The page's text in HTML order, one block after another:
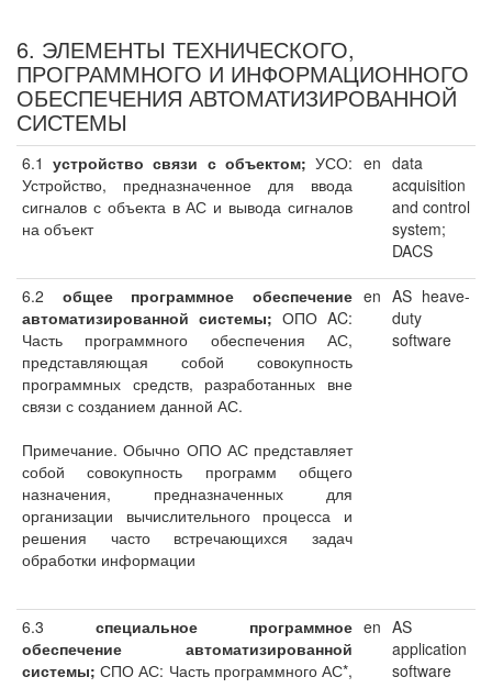
6. ЭЛЕМЕНТЫ ТЕХНИЧЕСКОГО,
ПРОГРАММНОГО И ИНФОРМАЦИОННОГО
ОБЕСПЕЧЕНИЯ АВТОМАТИЗИРОВАННОЙ
СИСТЕМЫ
6.1устройство связи с объектом; УСО:
Устройство, предназначенное для ввода
сигналов с объекта в АС и вывода сигналов
на объект
en data
acquisition
and control
system;
DACS
6.2 общее программное обеспечение
автоматизированной системы; ОПО AC:
Часть программного обеспечения АС,
представляющая собой совокупность
программных средств, разработанных вне
связи с созданием данной АС.
Примечание. Обычно ОПО АС представляет
собой совокупность программ общего
назначения, предназначенных для
организации вычислительного процесса и
решения часто встречающихся задач
обработки информации
en AS heave-
duty
software
6.3 специальное программное
обеспечение автоматизированной
системы; СПО АС: Часть программного АС*,
en AS
application
software